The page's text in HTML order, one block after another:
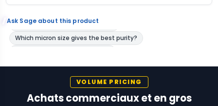
Ask Sage about this product
VOLUME PRICING
Achats commerciaux et en gros